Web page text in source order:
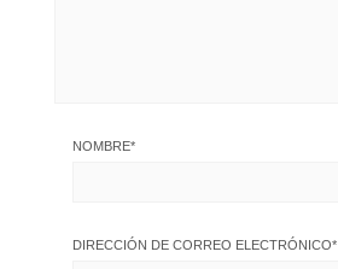
NOMBRE*
DIRECCIÓN DE CORREO ELECTRÓNICO*